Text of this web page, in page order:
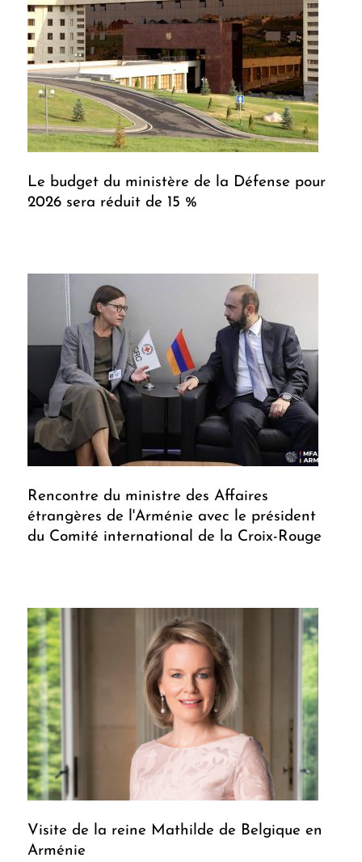
Le budget du ministère de la Défense pour
2026 sera réduit de 15 %
Rencontre du ministre des Affaires
étrangères de l'Arménie avec le président
du Comité international de la Croix-Rouge
Visite de la reine Mathilde de Belgique en
Arménie